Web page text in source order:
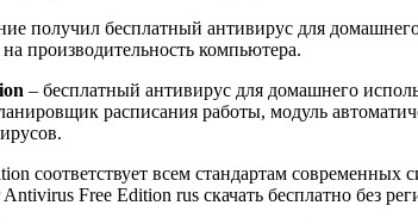
получил бесплатный антивирус для
производительность компьютера.
– бесплатный антивирус для домашнего
расписания работы, модуль
соответствует всем стандартам
Free Edition rus скачать бесплатно без